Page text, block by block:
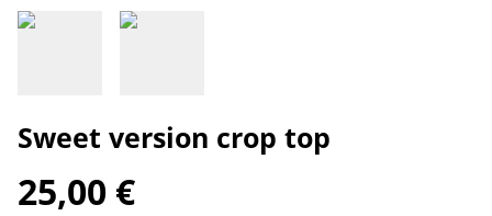
Sweet version crop top
25,00 €